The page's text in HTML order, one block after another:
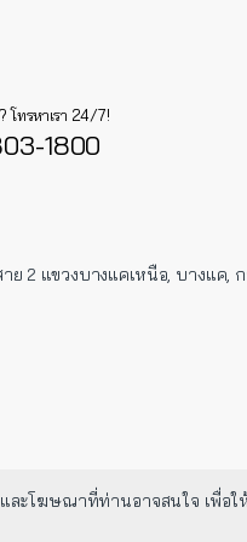
และโฆษณาที่ท่านอาจสนใจ เพื่
โทรหาเรา 24/7!
1800
2 แขวงบางแคเหนือ, บางแค, ก